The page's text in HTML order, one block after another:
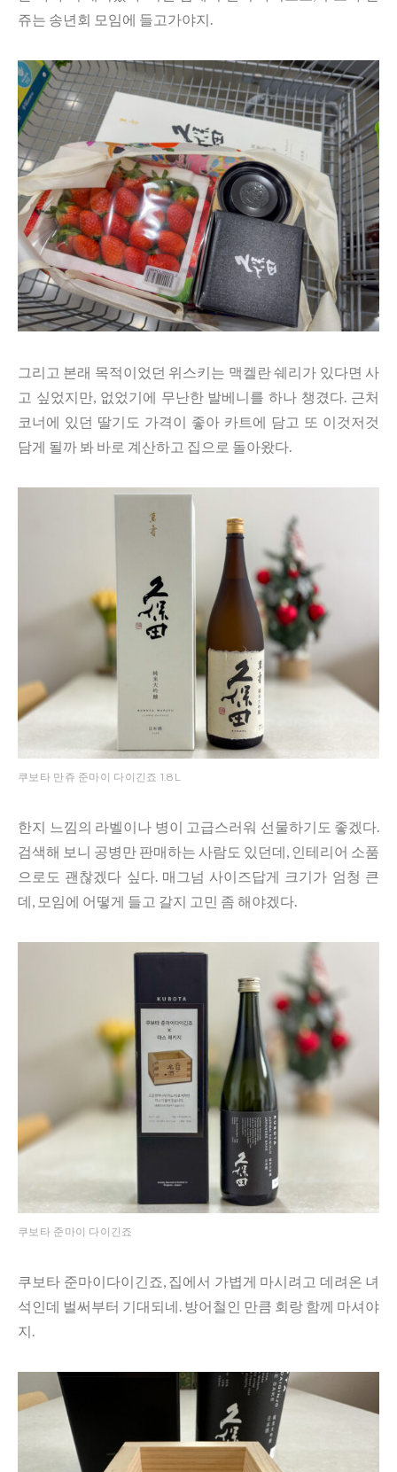
쥬는 송년회 모임에 들고가야지.
그리고 본래 목적이었던 위스키는 맥켈란 쉐리가 있다면 사
고 싶었지만, 없었기에 무난한 발베니를 하나 챙겼다. 근처
코너에 있던 딸기도 가격이 좋아 카트에 담고 또 이것저것
담게 될까 봐 바로 계산하고 집으로 돌아왔다.
쿠보타 만쥬 준마이 다이긴죠 1.8L
한지 느낌의 라벨이나 병이 고급스러워 선물하기도 좋겠다.
검색해 보니 공병만 판매하는 사람도 있던데, 인테리어 소품
으로도 괜찮겠다 싶다. 매그넘 사이즈답게 크기가 엄청 큰
데, 모임에 어떻게 들고 갈지 고민 좀 해야겠다.
쿠보타 준마이 다이긴죠
쿠보타 준마이다이긴죠, 집에서 가볍게 마시려고 데려온 녀
석인데 벌써부터 기대되네. 방어철인 만큼 회랑 함께 마셔야
지.